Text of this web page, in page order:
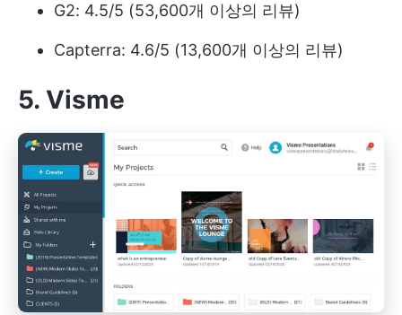
G2: 4.5/5 (53,600개 이상의 리뷰)
Capterra: 4.6/5 (13,600개 이상의 리뷰)
5. Visme